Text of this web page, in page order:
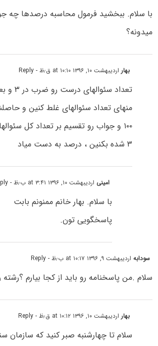
با سلام. ببخشید فرمول محاسبه درصدها چه
میدونه؟
بهار اردیبهشت ۱۰, ۱۳۹۶ at ۱۰:۱۰ ق٫ظ - Reply
تعداد
منهای تعداد سئوالهای غلط کنین و
۱۰۰ و جواب رو تقسیم بر تعداد کل
۳ شده بکنین ، درصد به دست میاد
امینی اردیبهشت ۱۰, ۱۳۹۶ at ۳:۴۱ ب٫ظ - Reply
با سلام. بهار خانم ممنونم بابت
پاسخگویی تون.
سودابهاردیبهشت ۹, ۱۳۹۶ at ۱۰:۱۷ ب٫ظ - Reply
سلام .من پاسخنامه رو باید از کجا بیارم
بهار اردیبهشت ۱۰, ۱۳۹۶ at ۱۰:۱۲ ق٫ظ - Reply
سلام تا چهارشنبه صبر کنید که